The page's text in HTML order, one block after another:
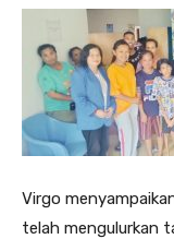
Virgo
telah mengulurkan